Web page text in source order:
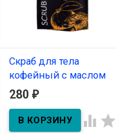
Скраб для тела
кофейный с маслом
апельсина 200 гр
В наличии
280 ₽
 